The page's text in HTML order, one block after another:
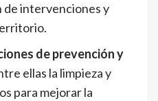
de intervenciones y
deprevención y
ellas la limpieza y
para mejorar la